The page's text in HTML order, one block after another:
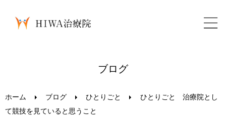
ブログ
ホーム ブログ ひとりごと
ひとりごと 治療院とし
て競技を見ていると思うこと